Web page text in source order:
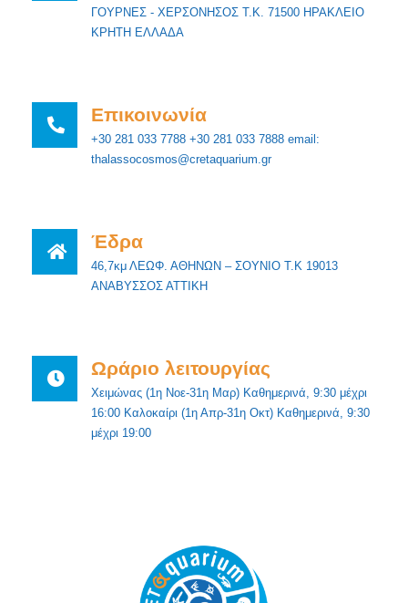
ΓΟΥΡΝΕΣ - ΧΕΡΣΟΝΗΣΟΣ Τ.Κ. 71500 ΗΡΑΚΛΕΙΟ
ΚΡΗΤΗ ΕΛΛΑΔΑ
Επικοινωνία
+30 281 033 7788 +30 281 033 7888 email:
thalassocosmos@cretaquarium.gr
Έδρα
46,7κμ ΛΕΩΦ. ΑΘΗΝΩΝ – ΣΟΥΝΙΟ Τ.Κ 19013
ΑΝΑΒΥΣΣΟΣ ΑΤΤΙΚΗ
Ωράριο λειτουργίας
Χειμώνας (1η Νοε-31η Μαρ) Καθημερινά, 9:30 μέχρι
16:00 Καλοκαίρι (1η Απρ-31η Οκτ) Καθημερινά, 9:30
μέχρι 19:00